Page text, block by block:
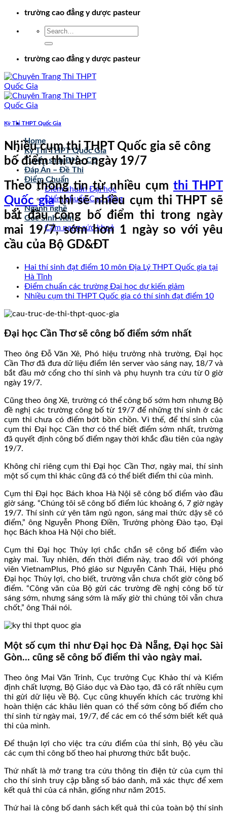
Chuyểntrường cao đẳng y dược pasteur
trường cao đẳng y dược pasteur
Home
Kỳ Thi THPT Quốc Gia
Tuyển sinh ĐH – CĐ
Đáp Án – Đề Thi
Điểm Chuẩn
Điểm chuẩn Đại học
Điểm chuẩn Cao đẳng
Ngành nghề
Góc Sinh viên
Cẩm nang sức khoẻ
Kỳ Thi THPT Quốc Gia
Nhiều cụm thi THPT Quốc gia sẽ công
bố điểm thi vào ngày 19/7
Theo thông tin từ nhiều cụm thi THPT
Quốc giathi sẽ nhiều cụm thi THPT sẽ
bắt đầu công bố điểm thi trong ngày
mai 19/7, sớm hơn 1 ngày so với yêu
cầu của Bộ GD&ĐT
Hai thí sinh đạt điểm 10 môn Địa Lý THPT Quốc gia tại
Hà Tĩnh
Điểm chuẩn các trường Đại học dự kiến giảm
Nhiều cụm thi THPT Quốc gia có thí sinh đạt điểm 10
Đại học Cần Thơ sẽ công bố điểm sớm nhất
Theo ông Đỗ Văn Xê, Phó hiệu trưởng nhà trường, Đại học
Cần Thơ đã đưa dữ liệu điểm lên server vào sáng nay, 18/7 và
bắt đầu mở cổng cho thí sinh và phụ huynh tra cứu từ 0 giờ
ngày 19/7.
Cũng theo ông Xê, trường có thể công bố sớm hơn nhưng Bộ
đề nghị các trường công bố từ 19/7 để những thí sinh ở các
cụm thi chưa có điểm bớt bồn chồn. Vì thế, để thí sinh của
cụm thi Đại học Cần thơ có thể biết điểm sớm nhất, trường
đã quyết định công bố điểm ngay thời khắc đầu tiên của ngày
19/7.
Không chỉ riêng cụm thi Đại học Cần Thơ, ngày mai, thí sinh
một số cụm thi khác cũng đã có thể biết điểm thi của mình.
Cụm thi Đại học Bách khoa Hà Nội sẽ công bố điểm vào đầu
giờ sáng. “Chúng tôi sẽ công bố điểm lúc khoảng 6, 7 giờ ngày
19/7. Thí sinh cứ yên tâm ngủ ngon, sáng mai thức dậy sẽ có
điểm,” ông Nguyễn Phong Điền, Trưởng phòng Đào tạo, Đại
học Bách khoa Hà Nội cho biết.
Cụm thi Đại học Thủy lợi chắc chắn sẽ công bố điểm vào
ngày mai. Tuy nhiên, đến thời điểm này, trao đổi với phóng
viên VietnamPlus, Phó giáo sư Nguyễn Cảnh Thái, Hiệu phó
Đại học Thủy lợi, cho biết, trường vẫn chưa chốt giờ công bố
điểm. “Công văn của Bộ gửi các trường đề nghị công bố từ
sáng sớm, nhưng sáng sớm là mấy giờ thì chúng tôi vẫn chưa
chốt,” ông Thái nói.
Một số cụm thi như Đại học Đà Nẵng, Đại học Sài
Gòn… cũng sẽ công bố điểm thi vào ngày mai.
Theo ông Mai Văn Trinh, Cục trưởng Cục Khảo thí và Kiểm
định chất lượng, Bộ Giáo dục và Đào tạo, đã có rất nhiều cụm
thi gửi dữ liệu về Bộ. Cục cũng khuyến khích các trường khi
hoàn thiện các khâu liên quan có thể sớm công bố điểm cho
thí sinh từ ngày mai, 19/7, để các em có thể sớm biết kết quả
thi của mình.
Để thuận lợi cho việc tra cứu điểm của thí sinh, Bộ yêu cầu
các cụm thi công bố theo hai phương thức bắt buộc.
Thứ nhất là mở trang tra cứu thông tin điện tử của cụm thi
cho thí sinh truy cập bằng số báo danh, mã xác thực để xem
kết quả thi của cá nhân, giống như năm 2015.
Thứ hai là công bố danh sách kết quả thi của toàn bộ thí sinh